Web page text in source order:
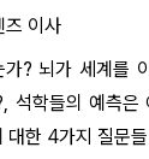
이사
? 뇌가 세계를
석학들의 예측은
대한 4가지 질문들